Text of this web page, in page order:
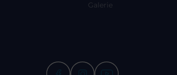
Galerie